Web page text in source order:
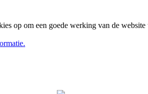
op om een goede werking van de